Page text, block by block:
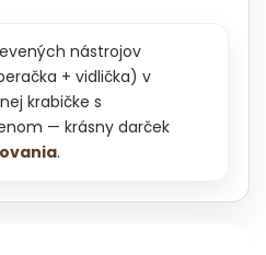
nástrojov
+ vidlička) v
krabičke s
— krásny darček
.